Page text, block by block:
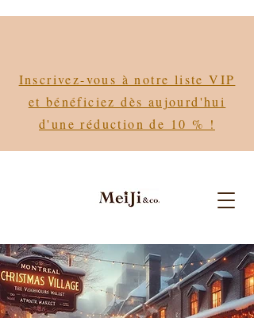
Inscrivez-vous à notre liste VIP
et bénéficiez dès aujourd'hui
d'une réduction de 10 % !